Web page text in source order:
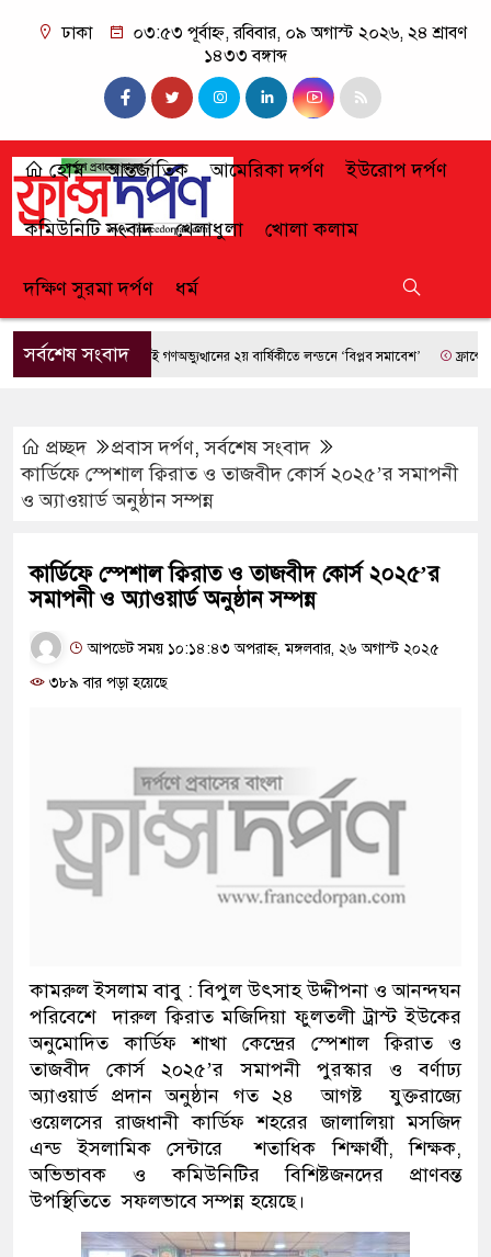
ঢাকা
০৩:৫৩ পূর্বাহ্ন, রবিবার, ০৯ অগাস্ট ২০২৬, ২৪ শ্রাবণ
১৪৩৩ বঙ্গাব্দ
হোম আন্তর্জাতিক আমেরিকা দর্পণ ইউরোপ দর্পণ
কমিউনিটি সংবাদ খেলাধুলা খোলা কলাম
দক্ষিণ সুরমা দর্পণ ধর্ম
সর্বশেষ সংবাদজুলাই গণঅভ্যুত্থানের ২য় বার্ষিকীতে লন্ডনে ‘বিপ্লব সমাবেশ’ ফ্রান্সে দাবানলের
প্রচ্ছদ প্রবাস দর্পণ,সর্বশেষ সংবাদ
কার্ডিফে স্পেশাল ক্বিরাত ও তাজবীদ কোর্স ২০২৫’র সমাপনী
ও অ্যাওয়ার্ড অনুষ্ঠান সম্পন্ন
কার্ডিফে স্পেশাল ক্বিরাত ও তাজবীদ কোর্স ২০২৫’র
সমাপনী ও অ্যাওয়ার্ড অনুষ্ঠান সম্পন্ন
আপডেট সময় ১০:১৪:৪৩ অপরাহ্ন, মঙ্গলবার, ২৬ অগাস্ট ২০২৫
৩৮৯ বার পড়া হয়েছে
কামরুল ইসলাম বাবু :বিপুল উৎসাহ উদ্দীপনা ও আনন্দঘন
পরিবেশে দারুল ক্বিরাত মজিদিয়া ফুলতলী ট্রাস্ট ইউকের
অনুমোদিত কার্ডিফ শাখা কেন্দ্রের স্পেশাল ক্বিরাত ও
তাজবীদ কোর্স ২০২৫’র সমাপনী পুরস্কার ও বর্ণাঢ্য
অ্যাওয়ার্ড প্রদান অনুষ্ঠান গত ২৪ আগষ্ট যুক্তরাজ্যে
ওয়েলসের রাজধানী কার্ডিফ শহরের জালালিয়া মসজিদ
এন্ড ইসলামিক সেন্টারে শতাধিক শিক্ষার্থী, শিক্ষক,
অভিভাবক ও কমিউনিটির বিশিষ্টজনদের প্রাণবন্ত
উপস্থিতিতে সফলভাবে সম্পন্ন হয়েছে।